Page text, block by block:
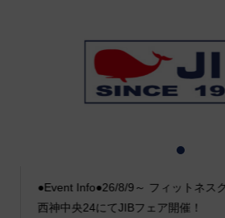
●Event Info●26/8/9～ フィットネス
西神中央24にてJIBフェア開催！
2